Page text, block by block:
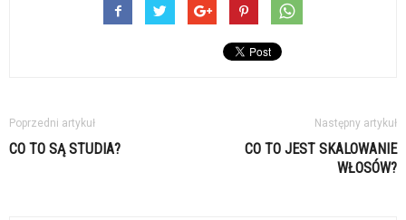
Poprzedni artykuł
CO TO SĄ STUDIA?
Następny artykuł
CO TO JEST SKALOWANIE
WŁOSÓW?